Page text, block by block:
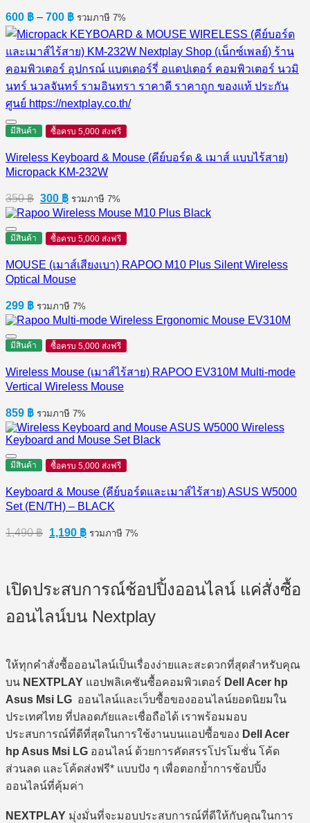
600 ฿ – 700 ฿Price
600 ฿
through
700 ฿
รวมภาษี 7%
มีสินค้า ซื้อครบ 5,000 ส่งฟรี
Wireless Keyboard & Mouse (คีย์บอร์ด & เมาส์ แบบไร้สาย)
Micropack KM-232W
350฿ Original
price
was:
350 ฿.
300 ฿Current
price
is:
300 ฿.
รวมภาษี 7%
มีสินค้า ซื้อครบ 5,000 ส่งฟรี
MOUSE (เมาส์เสียงเบา) RAPOO M10 Plus Silent Wireless
Optical Mouse
299 ฿ รวมภาษี 7%
มีสินค้า ซื้อครบ 5,000 ส่งฟรี
Wireless Mouse (เมาส์ไร้สาย) RAPOO EV310M Multi-mode
Vertical Wireless Mouse
859 ฿ รวมภาษี 7%
มีสินค้า ซื้อครบ 5,000 ส่งฟรี
Keyboard & Mouse (คีย์บอร์ดและเมาส์ไร้สาย) ASUS W5000
Set (EN/TH) – BLACK
1,490฿ Original
price
1,190 ฿Current
price
รวมภาษี 7%
เปิดประสบการณ์ช้อปปิ้งออนไลน์ แค่สั่งซื้อ
ออนไลน์บน Nextplay
ให้ทุกคำสั่งซื้อออนไลน์เป็นเรื่องง่ายและสะดวกที่สุดสำหรับคุณ
บน NEXTPLAY แอปพลิเคชันซื้อคอมพิวเตอร์ Dell Acer hp
Asus Msi LG ออนไลน์และเว็บซื้อของออนไลน์ยอดนิยมใน
ประเทศไทย ที่ปลอดภัยและเชื่อถือได้ เราพร้อมมอบ
ประสบการณ์ที่ดีที่สุดในการใช้งานบนแอปซื้อของ Dell Acer
hp Asus Msi LG ออนไลน์ ด้วยการคัดสรรโปรโมชั่น โค้ด
ส่วนลด และโค้ดส่งฟรี* แบบปัง ๆ เพื่อตอกย้ำการช้อปปิ้ง
ออนไลน์ที่คุ้มค่า
NEXTPLAY มุ่งมั่นที่จะมอบประสบการณ์ที่ดีให้กับคุณในการ